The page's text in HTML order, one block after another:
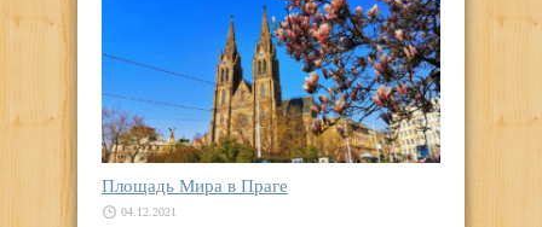
Площадь Мира в Праге
04.12.2021